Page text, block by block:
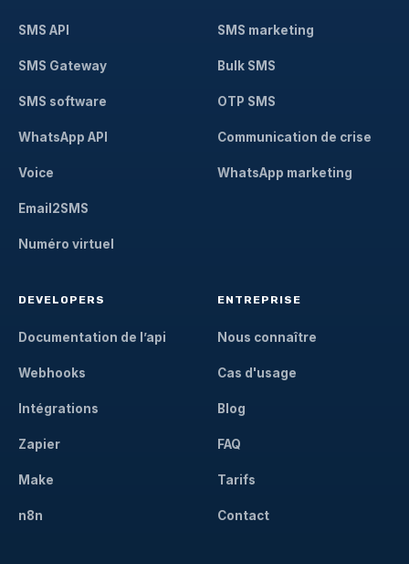
SMS API
SMS Gateway
SMS software
WhatsApp API
Voice
Email2SMS
Numéro virtuel
SMS marketing
Bulk SMS
OTP SMS
Communication de crise
WhatsApp marketing
DEVELOPERS
Documentation de l’api
Webhooks
Intégrations
Zapier
Make
n8n
ENTREPRISE
Nous connaître
Cas d'usage
Blog
FAQ
Tarifs
Contact